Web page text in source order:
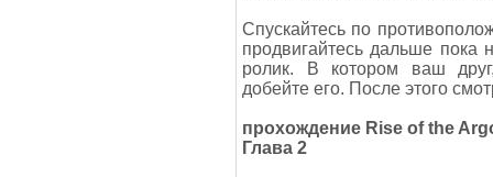
Спускайтесь по
продвигайтесь дальше пока
ролик. В котором ваш
добейте его. После этого
прохождение Rise of the
Глава 2